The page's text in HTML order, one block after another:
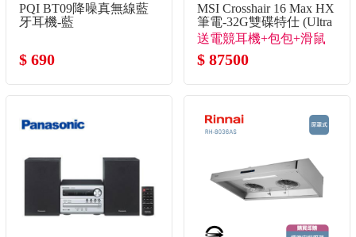
PQI BT09降噪真無線藍
牙耳機-藍
$ 690
MSI Crosshair 16 Max HX
筆電-32G雙碟特仕 (Ultra
9-290HX
Plus/32G/1T+1T/RTX5070-
12G)
送電競耳機+包包+滑鼠
+RJ45轉接線
$ 87500